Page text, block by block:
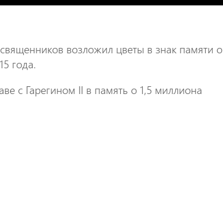
возложил цветы в знак памяти о
года.
с Гарегином II в память о 1,5 миллиона